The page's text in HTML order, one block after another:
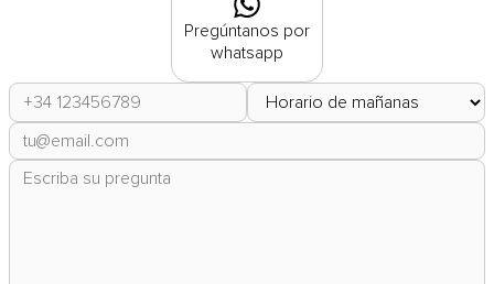
Pregúntanos por
whatsapp